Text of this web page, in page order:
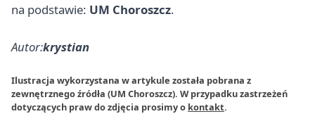
na podstawie: UM Choroszcz.
Autor:krystian
Ilustracja wykorzystana w artykule została pobrana z
zewnętrznego źródła (UM Choroszcz). W przypadku zastrzeżeń
dotyczących praw do zdjęcia prosimy o kontakt.